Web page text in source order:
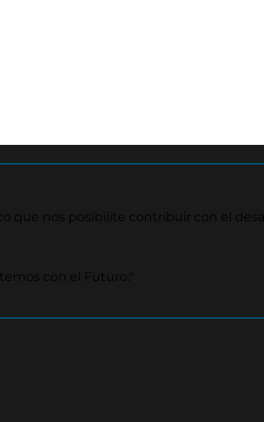
que nos posibilite contribuir con el
con el Futuro."